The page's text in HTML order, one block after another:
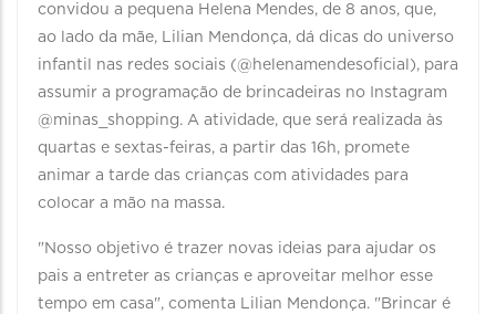
convidou a pequena Helena Mendes, de 8 anos, que,
ao lado da mãe, Lilian Mendonça, dá dicas do universo
infantil nas redes sociais (@helenamendesoficial), para
assumir a programação de brincadeiras no Instagram
@minas_shopping. A atividade, que será realizada às
quartas e sextas-feiras, a partir das 16h, promete
animar a tarde das crianças com atividades para
colocar a mão na massa.
"Nosso objetivo é trazer novas ideias para ajudar os
pais a entreter as crianças e aproveitar melhor esse
tempo em casa", comenta Lilian Mendonça. "Brincar é